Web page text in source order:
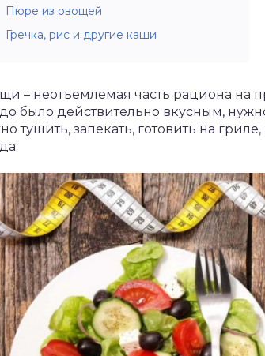
Пюре из овощей
Гречка, рис и другие каши
– неотъемлемая часть рациона на
было действительно вкусным,
тушить, запекать, готовить на